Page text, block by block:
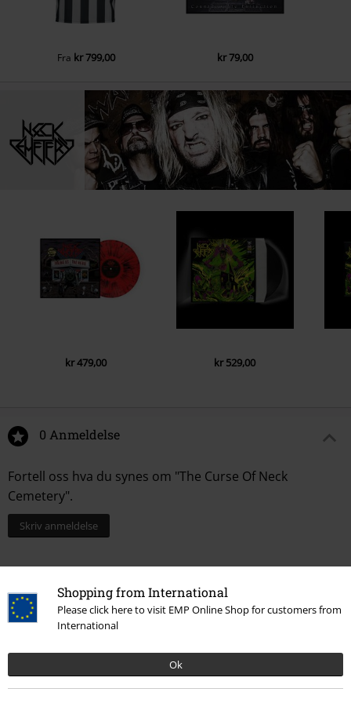
Shopping from International
Please click here to visit EMP Online Shop for customers from
International
Ok
Fra kr 799,00 kr 79,00
kr 479,00 kr 529,00
0 Anmeldelse
Fortell oss hva du synes om "The Curse Of Neck
Cemetery".
Skriv anmeldelse